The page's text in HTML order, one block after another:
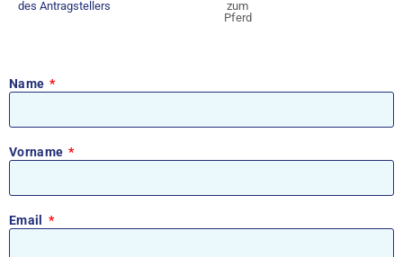
des Antragstellers
zum
Pferd
Name
Vorname
Email